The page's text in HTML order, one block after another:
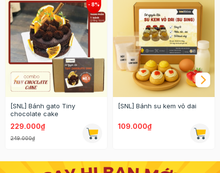
[SNL] Bánh gato Tiny
chocolate cake
229.000₫
249.000₫
[SNL] Bánh su kem vỏ dai
109.000₫